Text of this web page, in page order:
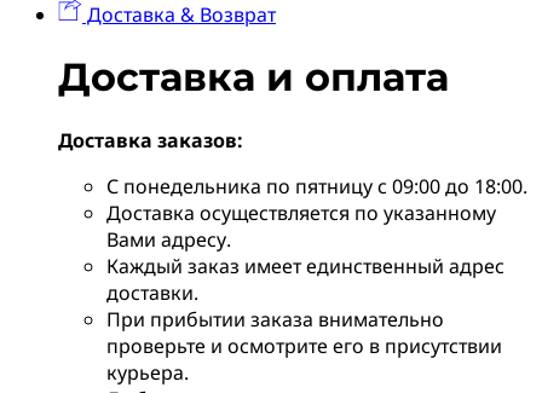
Доставка & Возврат
Доставка и оплата
Доставка заказов:
С понедельника по пятницу с 09:00 до 18:00.
Доставка осуществляется по указанному
Вами адресу.
Каждый заказ имеет единственный адрес
доставки.
При прибытии заказа внимательно
проверьте и осмотрите его в присутствии
курьера.